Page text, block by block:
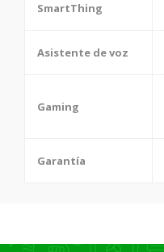
SmartThing
Asistente de voz
Gaming
Garantía